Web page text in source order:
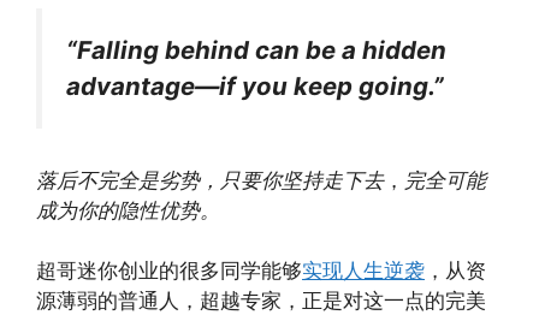
“Falling behind can be a hidden
advantage—if you keep going.”
落后不完全是劣势， 只要你坚持走下去， 完全可能
成为你的隐性优势。
超哥迷你创业的很多同学能够实现人生逆袭 ，从资
源薄弱的普通人，超越专家，正是对这一点的完美